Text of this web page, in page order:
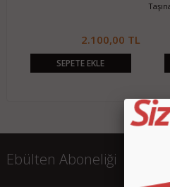
2.100,00 TL
SEPETE EKLE
Ebülten Aboneliği